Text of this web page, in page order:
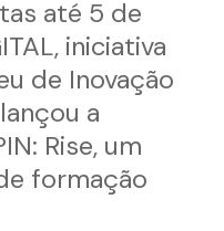
até 5 de
iniciativa
de Inovação
a
Rise, um
formação